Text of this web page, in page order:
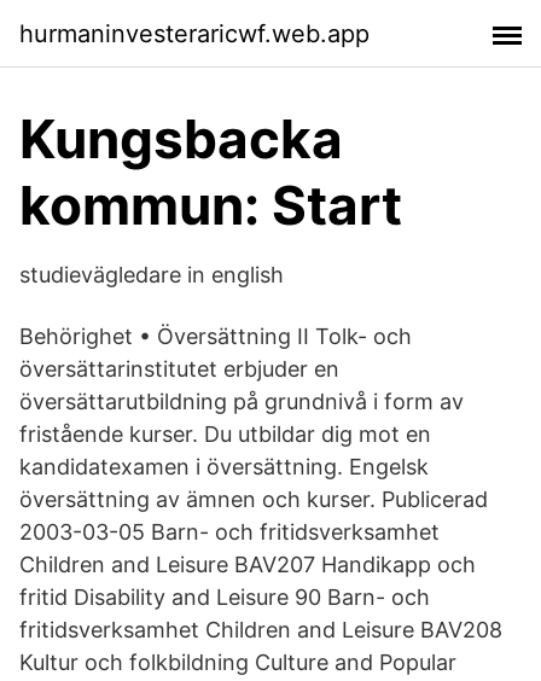
hurmaninvesteraricwf.web.app
Kungsbacka
kommun: Start
studievägledare in english
Behörighet • Översättning II Tolk- och
översättarinstitutet erbjuder en
översättarutbildning på grundnivå i form av
fristående kurser. Du utbildar dig mot en
kandidatexamen i översättning. Engelsk
översättning av ämnen och kurser. Publicerad
2003-03-05 Barn- och fritidsverksamhet
Children and Leisure BAV207 Handikapp och
fritid Disability and Leisure 90 Barn- och
fritidsverksamhet Children and Leisure BAV208
Kultur och folkbildning Culture and Popular